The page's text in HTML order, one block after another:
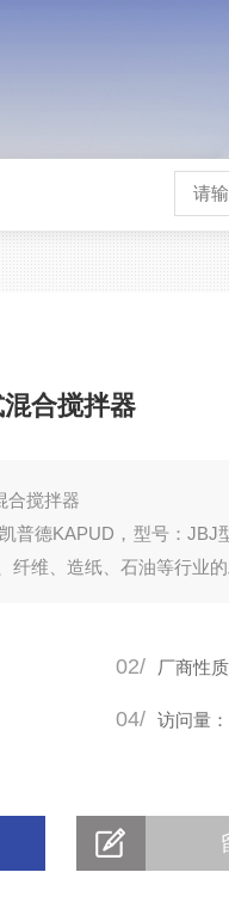
合搅拌器
合搅拌器
普德KAPUD，型号：JBJ
维、造纸、石油等行业的
02/ 厂商性
04/ 访问量